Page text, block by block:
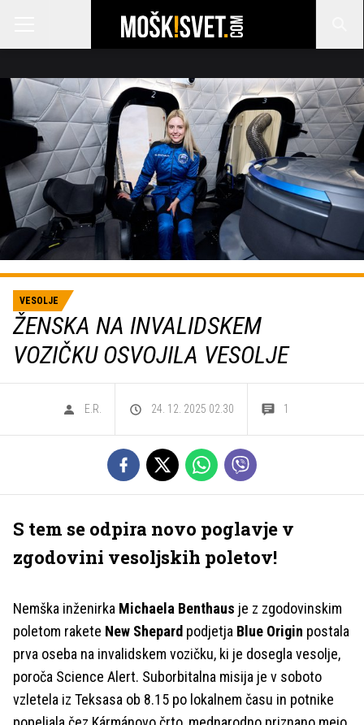
VESOLJE
ŽENSKA NA INVALIDSKEM
VOZIČKU OSVOJILA VESOLJE
E.R. 24. 12. 2025 02.30 1
S tem se odpira novo poglavje v
zgodovini vesoljskih poletov!
Nemška inženirka Michaela Benthaus je z zgodovinskim
poletom rakete New Shepard podjetja Blue Origin postala
prva oseba na invalidskem vozičku, ki je dosegla vesolje,
poroča Science Alert. Suborbitalna misija je v soboto
vzletela iz Teksasa ob 8.15 po lokalnem času in potnike